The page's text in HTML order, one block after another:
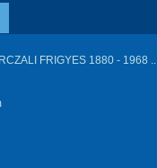
FRIGYES 1880 - 1968 ..